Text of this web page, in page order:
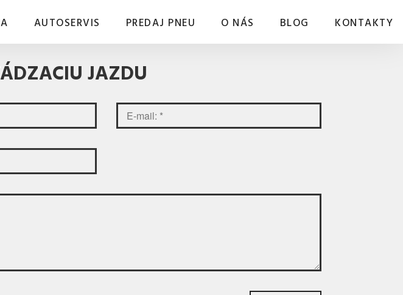
AUTOSERVIS PREDAJ PNEU O NÁS BLOG KONTAKTY
JAZDU